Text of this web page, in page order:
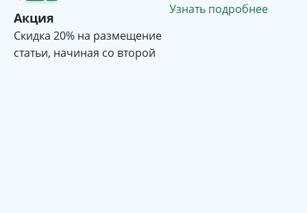
Акция
Cкидка 20% на размещение
статьи, начиная со второй
Узнать подробнее